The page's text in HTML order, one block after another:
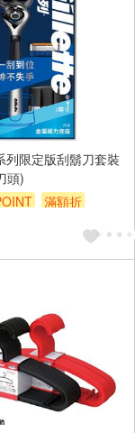
列限定版刮鬍刀套裝
頭)
滿額折